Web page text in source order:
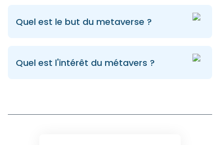
Quel est le but du metaverse ?
Quel est l'intérêt du métavers ?